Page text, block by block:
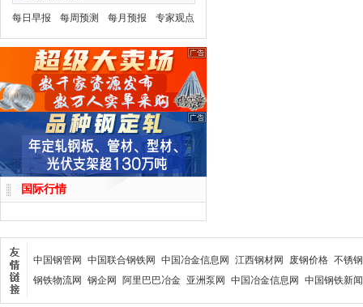
每日早报 每周预测 每月预报 专家观点
国际行情
中国钢管网 中国联合钢铁网 中国冶金信息网 江西钢材网 废钢价格 不锈钢
钢铁物流网
钢企网 阿里巴巴冶金 亚洲泵网 中国冶金信息网 中国钢铁新